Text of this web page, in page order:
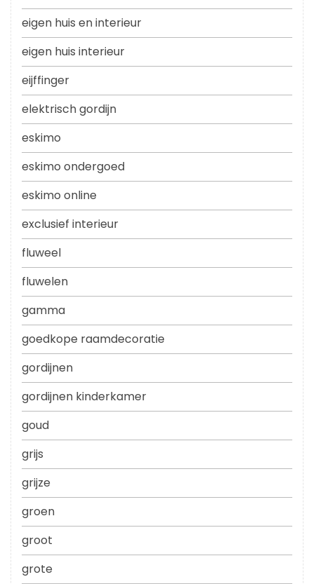
eigen huis en interieur
eigen huis interieur
eijffinger
elektrisch gordijn
eskimo
eskimo ondergoed
eskimo online
exclusief interieur
fluweel
fluwelen
gamma
goedkope raamdecoratie
gordijnen
gordijnen kinderkamer
goud
grijs
grijze
groen
groot
grote